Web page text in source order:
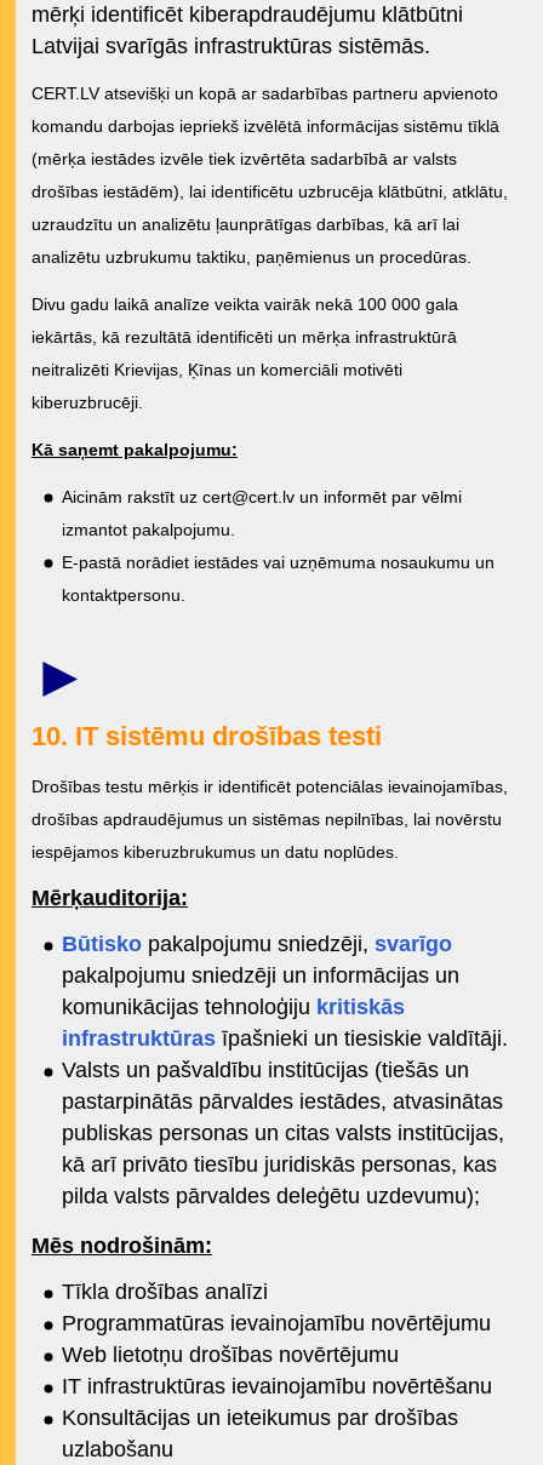
mērķi identificēt kiberapdraudējumu klātbūtni
Latvijai svarīgās infrastruktūras sistēmās.
CERT.LV atsevišķi un kopā ar sadarbības partneru apvienoto
komandu darbojas iepriekš izvēlētā informācijas sistēmu tīklā
(mērķa iestādes izvēle tiek izvērtēta sadarbībā ar valsts
drošības iestādēm), lai identificētu uzbrucēja klātbūtni, atklātu,
uzraudzītu un analizētu ļaunprātīgas darbības, kā arī lai
analizētu uzbrukumu taktiku, paņēmienus un procedūras.
Divu gadu laikā analīze veikta vairāk nekā 100 000 gala
iekārtās, kā rezultātā identificēti un mērķa infrastruktūrā
neitralizēti Krievijas, Ķīnas un komerciāli motivēti
kiberuzbrucēji.
Kā saņemt pakalpojumu:
Aicinām rakstīt uz cert@cert.lvun informēt par vēlmi
izmantot pakalpojumu.
E-pastā norādiet iestādes vai uzņēmuma nosaukumu un
kontaktpersonu.
►
10. IT sistēmu drošības testi
Drošības testu mērķis ir identificēt potenciālas ievainojamības,
drošības apdraudējumus un sistēmas nepilnības, lai novērstu
iespējamos kiberuzbrukumus un datu noplūdes.
Mērķauditorija:
Būtisko pakalpojumu sniedzēji, svarīgo
pakalpojumu sniedzēji un informācijas un
komunikācijas tehnoloģiju kritiskās
infrastruktūrasīpašnieki un tiesiskie valdītāji.
Valsts un pašvaldību institūcijas (tiešās un
pastarpinātās pārvaldes iestādes, atvasinātas
publiskas personas un citas valsts institūcijas,
kā arī privāto tiesību juridiskās personas, kas
pilda valsts pārvaldes deleģētu uzdevumu);
Mēs nodrošinām:
Tīkla drošības analīzi
Programmatūras ievainojamību novērtējumu
Web lietotņu drošības novērtējumu
IT infrastruktūras ievainojamību novērtēšanu
Konsultācijas un ieteikumus par drošības
uzlabošanu